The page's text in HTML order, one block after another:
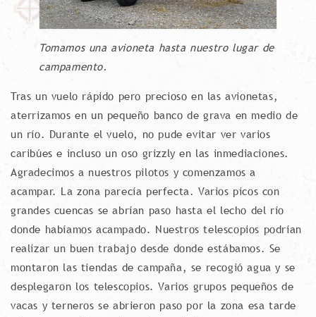
Tomamos una avioneta hasta nuestro lugar de
campamento.
Tras un vuelo rápido pero precioso en las avionetas,
aterrizamos en un pequeño banco de grava en medio de
un río. Durante el vuelo, no pude evitar ver varios
caribúes e incluso un oso grizzly en las inmediaciones.
Agradecimos a nuestros pilotos y comenzamos a
acampar. La zona parecía perfecta. Varios picos con
grandes cuencas se abrían paso hasta el lecho del río
donde habíamos acampado. Nuestros telescopios podrían
realizar un buen trabajo desde donde estábamos. Se
montaron las tiendas de campaña, se recogió agua y se
desplegaron los telescopios. Varios grupos pequeños de
vacas y terneros se abrieron paso por la zona esa tarde